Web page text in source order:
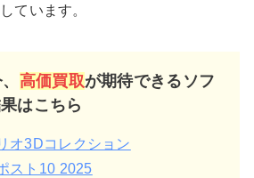
ています。
高価買取が期待できるソフ
はこちら
オ3Dコレクション
スト10 2025